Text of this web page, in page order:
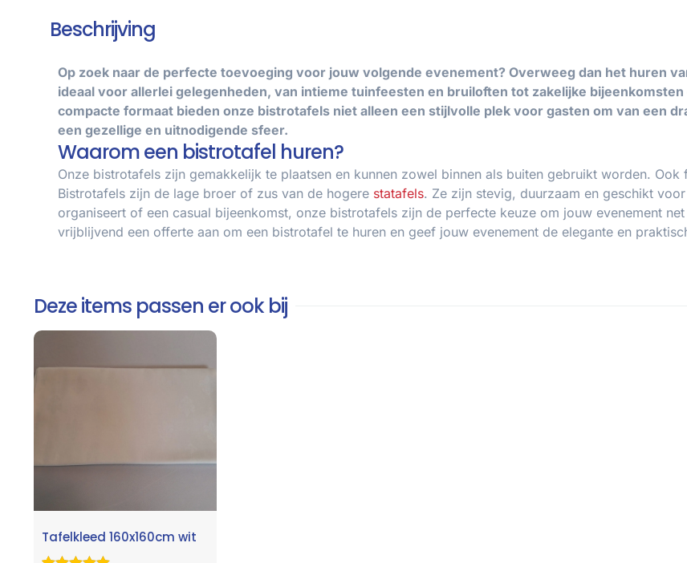
Beschrijving
Op zoek naar de perfecte toevoeging voor jouw volgende evenement? Overweeg dan het huren
ideaal voor allerlei gelegenheden, van intieme tuinfeesten en bruiloften tot zakelijke
compacte formaat bieden onze bistrotafels niet alleen een stijlvolle plek voor gasten om van een
een gezellige en uitnodigende sfeer.
Waarom een bistrotafel huren?
Onze bistrotafels zijn gemakkelijk te plaatsen en kunnen zowel binnen als buiten gebruikt worden.
Bistrotafels zijn de lage broer of zus van de hogere statafels. Ze zijn stevig, duurzaam en geschikt
organiseert of een casual bijeenkomst, onze bistrotafels zijn de perfecte keuze om jouw evenement
vrijblijvend een offerte aan om een bistrotafel te huren en geef jouw evenement de elegante en
Deze items passen er ook bij
Tafelkleed 160x160cm wit